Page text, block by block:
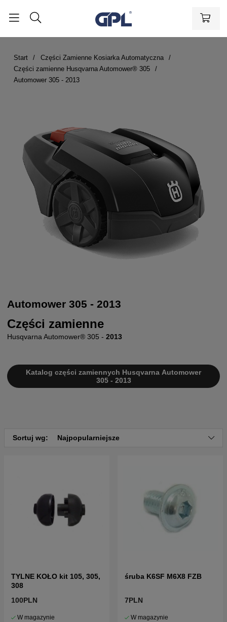
Start
Części Zamienne Kosiarka Automatyczna
Części zamienne Husqvarna Automower® 305
Automower 305 - 2013
Automower 305 - 2013
Części zamienne
Husqvarna Automower® 305 - 2013
Katalog części zamiennych Husqvarna Automower
305 - 2013
Sortuj wg: Najpopularniejsze
TYLNE KOŁO kit 105, 305,
308
100PLN
W magazynie
śruba K6SF M6X8 FZB
7PLN
W magazynie